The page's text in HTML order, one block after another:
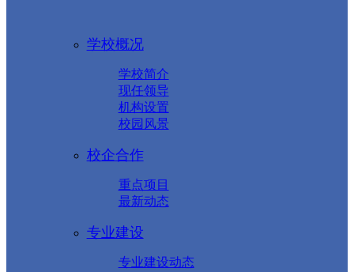
学校概况
学校简介
现任领导
机构设置
校园风景
校企合作
重点项目
最新动态
专业建设
专业建设动态